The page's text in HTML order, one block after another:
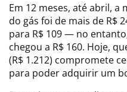
Em 12 meses, até abril,
do gás foi de mais de R$
para R$ 109 — no
chegou a R$ 160. Hoje,
(R$ 1.212) compromete
para poder adquirir um